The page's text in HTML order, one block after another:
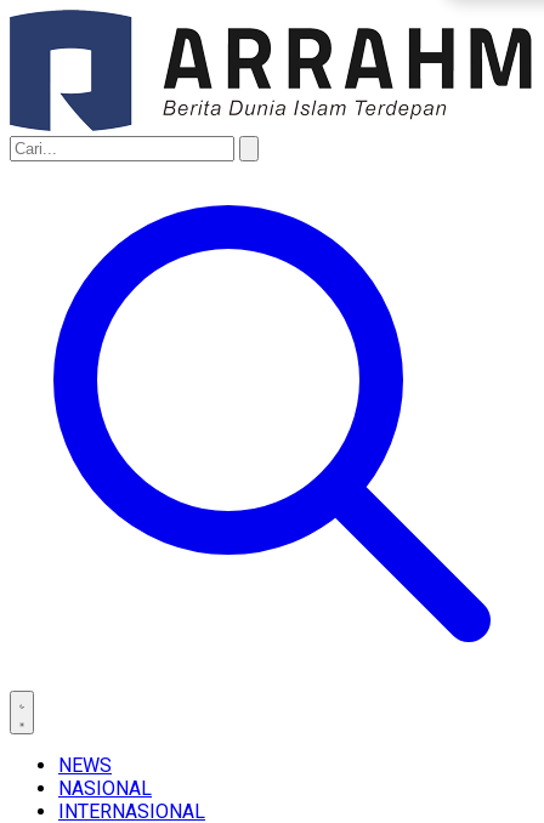
NEWS
NASIONAL
INTERNASIONAL